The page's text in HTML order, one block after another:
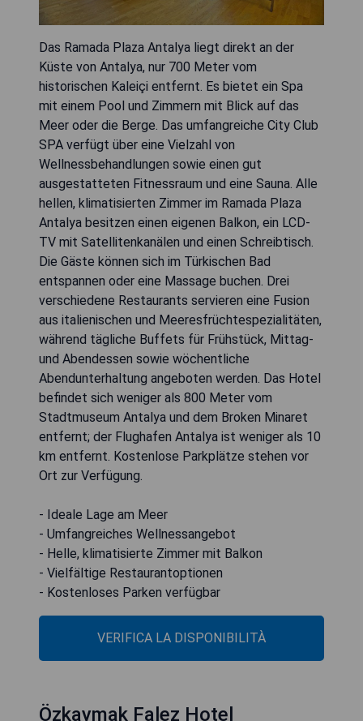
Das Ramada Plaza Antalya liegt direkt an der
Küste von Antalya, nur 700 Meter vom
historischen Kaleiçi entfernt. Es bietet ein Spa
mit einem Pool und Zimmern mit Blick auf das
Meer oder die Berge. Das umfangreiche City Club
SPA verfügt über eine Vielzahl von
Wellnessbehandlungen sowie einen gut
ausgestatteten Fitnessraum und eine Sauna. Alle
hellen, klimatisierten Zimmer im Ramada Plaza
Antalya besitzen einen eigenen Balkon, ein LCD-
TV mit Satellitenkanälen und einen Schreibtisch.
Die Gäste können sich im Türkischen Bad
entspannen oder eine Massage buchen. Drei
verschiedene Restaurants servieren eine Fusion
aus italienischen und Meeresfrüchtespezialitäten,
während tägliche Buffets für Frühstück, Mittag-
und Abendessen sowie wöchentliche
Abendunterhaltung angeboten werden. Das Hotel
befindet sich weniger als 800 Meter vom
Stadtmuseum Antalya und dem Broken Minaret
entfernt; der Flughafen Antalya ist weniger als 10
km entfernt. Kostenlose Parkplätze stehen vor
Ort zur Verfügung.
- Ideale Lage am Meer
- Umfangreiches Wellnessangebot
- Helle, klimatisierte Zimmer mit Balkon
- Vielfältige Restaurantoptionen
- Kostenloses Parken verfügbar
VERIFICA LA DISPONIBILITÀ
Özkaymak Falez Hotel